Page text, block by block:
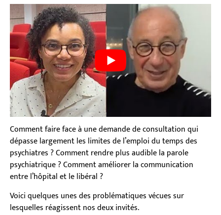
Comment faire face à une demande de consultation qui
dépasse largement les limites de l’emploi du temps des
psychiatres ? Comment rendre plus audible la parole
psychiatrique ? Comment améliorer la communication
entre l’hôpital et le libéral ?
Voici quelques unes des problématiques vécues sur
lesquelles réagissent nos deux invités.